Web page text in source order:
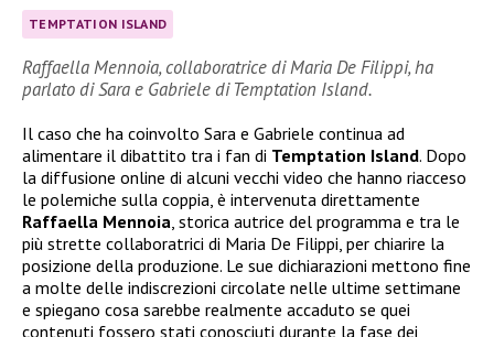
TEMPTATION ISLAND
Raffaella Mennoia, collaboratrice di Maria De Filippi, ha
parlato di Sara e Gabriele di Temptation Island.
Il caso che ha coinvolto Sara e Gabriele continua ad
alimentare il dibattito tra i fan di Temptation Island. Dopo
la diffusione online di alcuni vecchi video che hanno riacceso
le polemiche sulla coppia, è intervenuta direttamente
Raffaella Mennoia, storica autrice del programma e tra le
più strette collaboratrici di Maria De Filippi, per chiarire la
posizione della produzione. Le sue dichiarazioni mettono fine
a molte delle indiscrezioni circolate nelle ultime settimane
e spiegano cosa sarebbe realmente accaduto se quei
contenuti fossero stati conosciuti durante la fase dei